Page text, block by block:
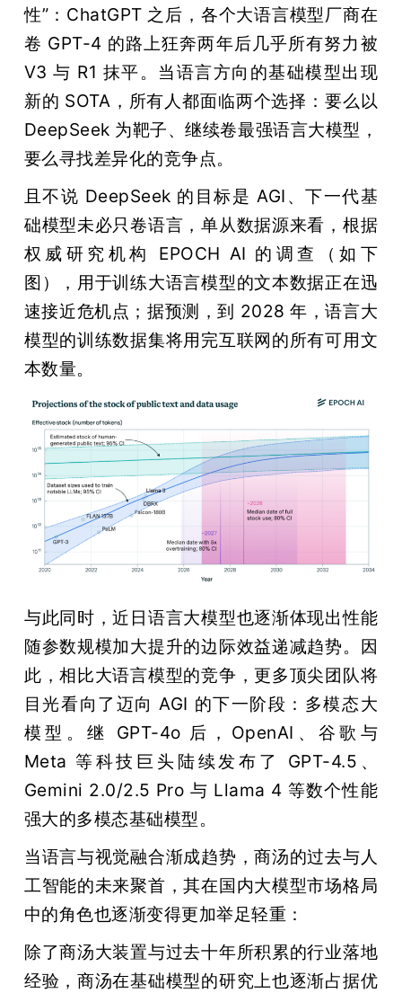
中
心
GAIR
专
题
爱
搞
机
性”：ChatGPT 之后，各个大语言模型厂商在
卷 GPT-4 的路上狂奔两年后几乎所有努力被
V3 与 R1 抹平。当语言方向的基础模型出现
新的 SOTA，所有人都面临两个选择：要么以
DeepSeek 为靶子、继续卷最强语言大模型，
要么寻找差异化的竞争点。
且不说 DeepSeek 的目标是 AGI、下一代基
础模型未必只卷语言，单从数据源来看，根据
权威研究机构 EPOCH AI 的调查（如下
图），用于训练大语言模型的文本数据正在迅
速接近危机点；据预测，到 2028 年，语言大
模型的训练数据集将用完互联网的所有可用文
本数量。
与此同时，近日语言大模型也逐渐体现出性能
随参数规模加大提升的边际效益递减趋势。因
此，相比大语言模型的竞争，更多顶尖团队将
目光看向了迈向 AGI 的下一阶段：多模态大
模型。继 GPT-4o 后，OpenAI、谷歌与
Meta 等科技巨头陆续发布了 GPT-4.5、
Gemini 2.0/2.5 Pro 与 Llama 4 等数个性能
强大的多模态基础模型。
当语言与视觉融合渐成趋势，商汤的过去与人
工智能的未来聚首，其在国内大模型市场格局
中的角色也逐渐变得更加举足轻重：
除了商汤大装置与过去十年所积累的行业落地
经验，商汤在基础模型的研究上也逐渐占据优